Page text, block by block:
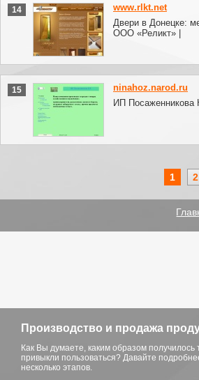
14
www.rlkt.net
Двери в Донецке:
ООО «Реликт» |
15
ninahoz.narod.ru
ИП Посаженникова
1 2
Производство и продажа
Как Вы думаете, каким образом
привыкли пользоваться? Давайте
несколько этапов.